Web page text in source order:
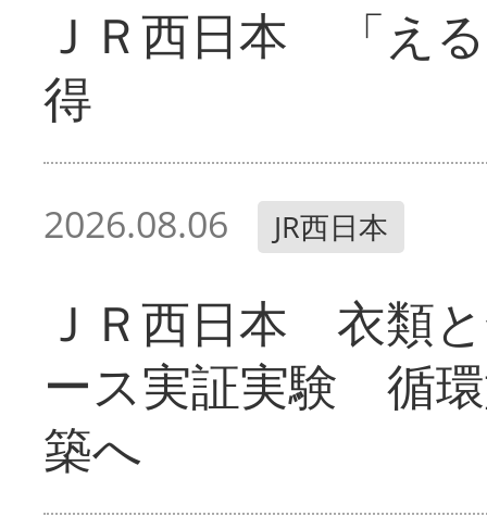
ＪＲ西日本 「え
得
2026.08.06 JR西日本
ＪＲ西日本 衣類
ース実証実験 循
築へ